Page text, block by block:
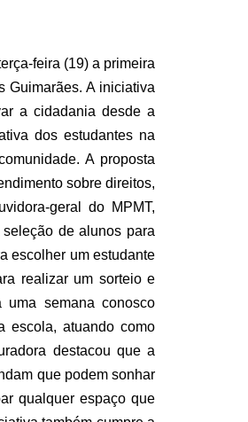
feira (19) a primeira
Guimarães. A iniciativa
a cidadania desde a
dos estudantes na
A proposta
sobre direitos,
geral do MPMT,
de alunos para
escolher um estudante
realizar um sorteio e
semana conosco
escola, atuando como
destacou que a
que podem sonhar
qualquer espaço que